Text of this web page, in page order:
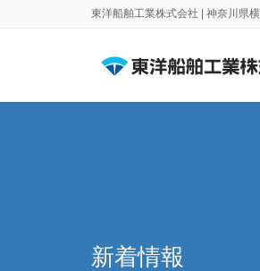
東洋船舶工業株式会社 | 神奈川県
新着情報